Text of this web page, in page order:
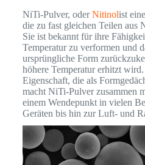
NiTi-Pulver, oderNitinolist
die zu fast gleichen Teilen aus
Sie ist bekannt für ihre
Temperatur zu verformen und
ursprüngliche Form
höhere Temperatur erhitzt
Eigenschaft, die als
macht NiTi-Pulver zusammen
einem Wendepunkt in vielen
Geräten bis hin zur Luft- und